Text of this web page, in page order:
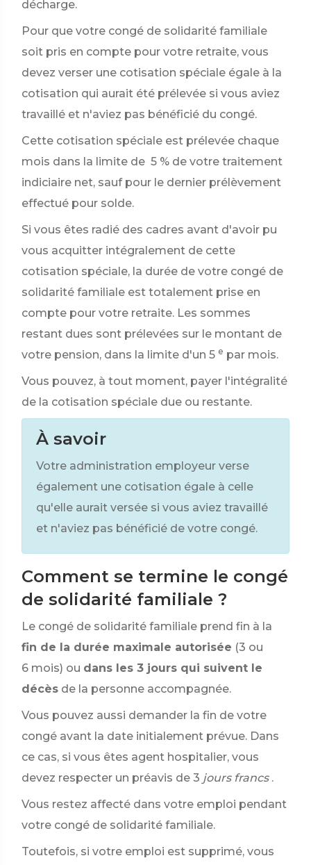
décharge.
Pour que votre congé de solidarité familiale
soit pris en compte pour votre retraite, vous
devez verser une cotisation spéciale égale à la
cotisation qui aurait été prélevée si vous aviez
travaillé et n'aviez pas bénéficié du congé.
Cette cotisation spéciale est prélevée chaque
mois dans la limite de 5 % de votre traitement
indiciaire net, sauf pour le dernier prélèvement
effectué pour solde.
Si vous êtes radié des cadres avant d'avoir pu
vous acquitter intégralement de cette
cotisation spéciale, la durée de votre congé de
solidarité familiale est totalement prise en
compte pour votre retraite. Les sommes
restant dues sont prélevées sur le montant de
votre pension, dans la limite d'un 5 e par mois.
Vous pouvez, à tout moment, payer l'intégralité
de la cotisation spéciale due ou restante.
À savoir
Votre administration employeur verse
également une cotisation égale à celle
qu'elle aurait versée si vous aviez travaillé
et n'aviez pas bénéficié de votre congé.
Comment se termine le congé
de solidarité familiale ?
Le congé de solidarité familiale prend fin à la
fin de la durée maximale autorisée (3 ou
6 mois) ou dans les 3 jours qui suivent le
décès de la personne accompagnée.
Vous pouvez aussi demander la fin de votre
congé avant la date initialement prévue. Dans
ce cas, si vous êtes agent hospitalier, vous
devez respecter un préavis de 3 jours francs .
Vous restez affecté dans votre emploi pendant
votre congé de solidarité familiale.
Toutefois, si votre emploi est supprimé, vous